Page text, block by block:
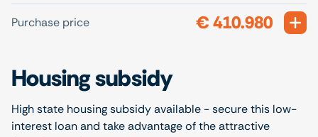
Purchase price € 410.980
Housing subsidy
High state housing subsidy available - secure this low-
interest loan and take advantage of the attractive